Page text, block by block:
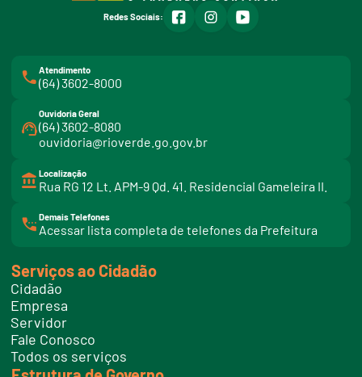
Redes Sociais: facebookinstagramyoutube
Atendimento
(64) 3602-8000
Ouvidoria Geral
(64) 3602-8080
ouvidoria@rioverde.go.gov.br
Localização
Rua RG 12 Lt. APM-9 Qd. 41. Residencial Gameleira II.
Demais Telefones
Acessar lista completa de telefones da Prefeitura
i
t
e
l
f
o
e
s
Serviços ao Cidadão
Cidadão
Empresa
Servidor
Fale Conosco
Todos os serviços